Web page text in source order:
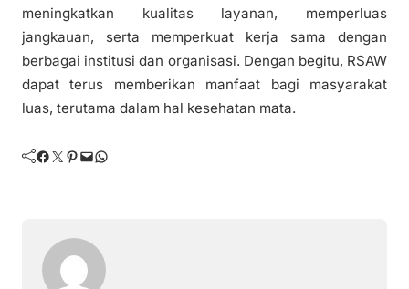
meningkatkan kualitas layanan, memperluas
jangkauan, serta memperkuat kerja sama dengan
berbagai institusi dan organisasi. Dengan begitu, RSAW
dapat terus memberikan manfaat bagi masyarakat
luas, terutama dalam hal kesehatan mata.
Facebook Twitter Pinterest Mail WhatsApp